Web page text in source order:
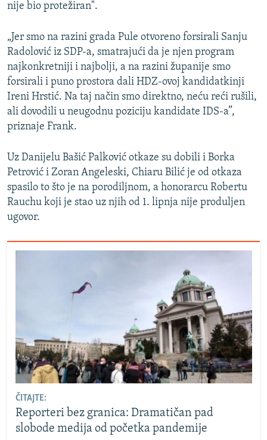
nije bio protežiran".
„Jer smo na razini grada Pule otvoreno forsirali Sanju
Radolović iz SDP-a, smatrajući da je njen program
najkonkretniji i najbolji, a na razini županije smo
forsirali i puno prostora dali HDZ-ovoj kandidatkinji
Ireni Hrstić. Na taj način smo direktno, neću reći rušili,
ali dovodili u neugodnu poziciju kandidate IDS-a”,
priznaje Frank.
Uz Danijelu Bašić Palković otkaze su dobili i Borka
Petrović i Zoran Angeleski, Chiaru Bilić je od otkaza
spasilo to što je na porodiljnom, a honorarcu Robertu
Rauchu koji je stao uz njih od 1. lipnja nije produljen
ugovor.
ČITAJTE:
Reporteri bez granica: Dramatičan pad
slobode medija od početka pandemije